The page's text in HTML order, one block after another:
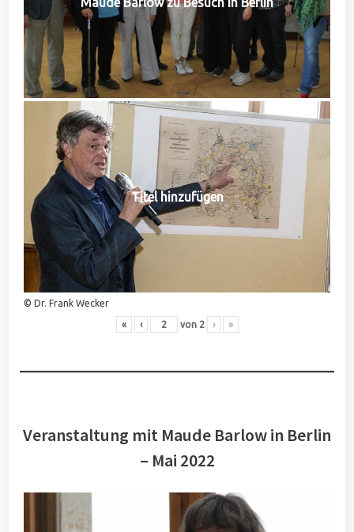
Titel hinzufügen
© Dr. Frank Wecker
« ‹ von 2 › »
Veranstaltung mit Maude Barlow in Berlin
– Mai 2022